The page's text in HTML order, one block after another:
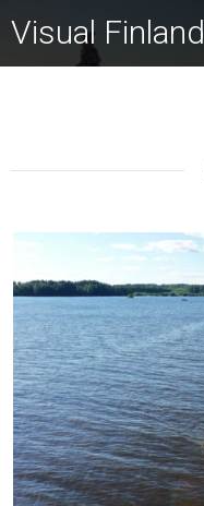
Visual Finland